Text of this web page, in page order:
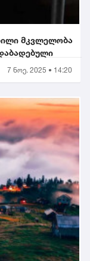
მკვლელობა
7 ნოე. 2025 • 14:20